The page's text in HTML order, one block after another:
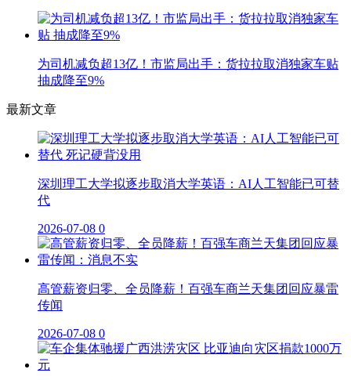
为司机减负超13亿！市监局出手：货拉拉取消独家车贴
抽成降至9%
最新文章
深圳理工大学拟逐步取消大学英语：AI人工智能已可替
代
2026-07-08 0
高管薪资归零、全员降薪！百强车商兰天集团回应暴雷
传闻
2026-07-08 0